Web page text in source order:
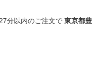
分以内のご注文で 東京都